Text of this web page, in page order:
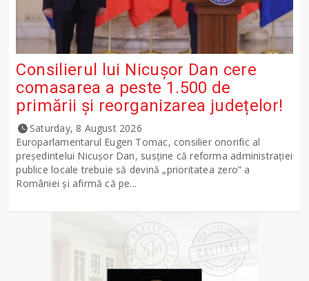
Consilierul lui Nicușor Dan cere
comasarea a peste 1.500 de
primării și reorganizarea județelor!
Saturday, 8 August 2026
Europarlamentarul Eugen Tomac, consilier onorific al
președintelui Nicușor Dan, susține că reforma administrației
publice locale trebuie să devină „prioritatea zero” a
României și afirmă că pe...